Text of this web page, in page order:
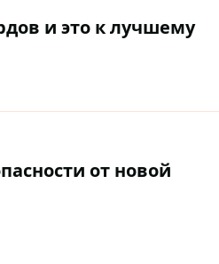
и это к лучшему
от новой